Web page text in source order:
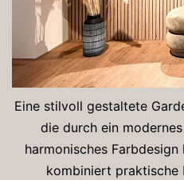
Eine stilvoll gestaltete
die durch ein
harmonisches
kombiniert praktische